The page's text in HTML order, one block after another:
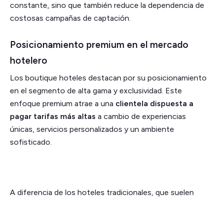
constante, sino que también reduce la dependencia de
costosas campañas de captación.
Posicionamiento premium en el mercado
hotelero
Los boutique hoteles destacan por su posicionamiento
en el segmento de alta gama y exclusividad. Este
enfoque premium atrae a una clientela dispuesta a
pagar tarifas más altas a cambio de experiencias
únicas, servicios personalizados y un ambiente
sofisticado.
A diferencia de los hoteles tradicionales, que suelen